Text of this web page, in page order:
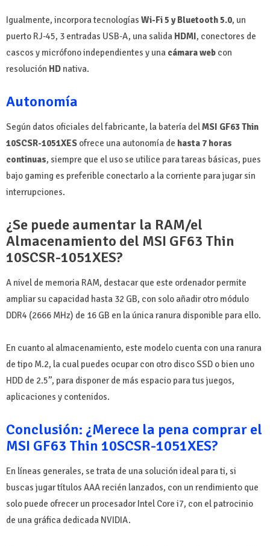
Igualmente, incorpora tecnologías Wi-Fi 5 y Bluetooth 5.0, un
puerto RJ-45, 3 entradas USB-A, una salida HDMI, conectores de
cascos y micrófono independientes y una cámara web con
resolución HD nativa.
Autonomía
Según datos oficiales del fabricante, la batería delMSI GF63 Thin
10SCSR-1051XES ofrece una autonomía de hasta 7 horas
continuas, siempre que el uso se utilice para tareas básicas, pues
bajo gaming es preferible conectarlo a la corriente para jugar sin
interrupciones.
¿Se puede aumentar la RAM/el
Almacenamiento del MSI GF63 Thin
10SCSR-1051XES?
A nivel de memoria RAM, destacar que este ordenador permite
ampliar su capacidad hasta 32 GB, con solo añadir otro módulo
DDR4 (2666 MHz) de 16 GB en la única ranura disponible para ello.
En cuanto al almacenamiento, este modelo cuenta con una ranura
de tipo M.2, la cual puedes ocupar con otro disco SSD o bien uno
HDD de 2.5’’, para disponer de más espacio para tus juegos,
aplicaciones y contenidos.
Conclusión: ¿Merece la pena comprar el
MSI GF63 Thin 10SCSR-1051XES?
En líneas generales, se trata de una solución ideal para ti, si
buscas jugar títulos AAA recién lanzados, con un rendimiento que
solo puede ofrecer un procesador Intel Core i7, con el patrocinio
de una gráfica dedicada NVIDIA.